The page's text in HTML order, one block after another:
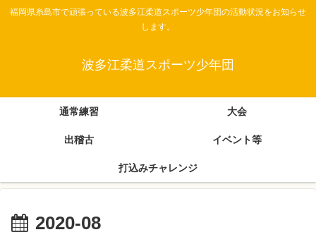
福岡県糸島市で頑張っている波多江柔道スポーツ少年団の活動状況をお知らせ
します。
波多江柔道スポーツ少年団
通常練習 大会
出稽古 イベント等
打込みチャレンジ
2020-08